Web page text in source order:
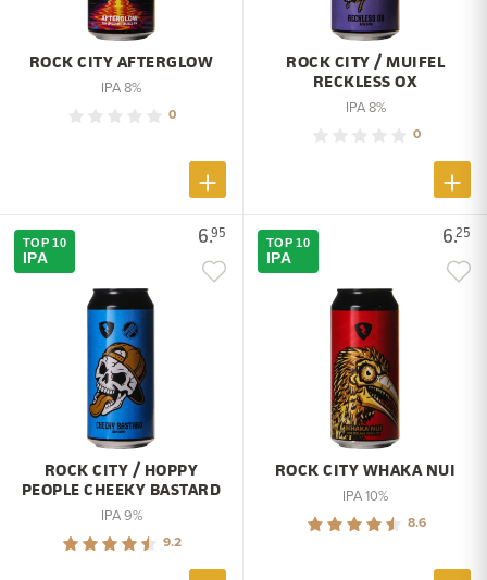
ROCK CITY AFTERGLOW
IPA 8%
0
ROCK CITY / MUIFEL
RECKLESS OX
IPA 8%
0
6.95
TOP 10
IPA
ROCK CITY / HOPPY
PEOPLE CHEEKY BASTARD
IPA 9%
9.2
6.25
TOP 10
IPA
ROCK CITY WHAKA NUI
IPA 10%
8.6